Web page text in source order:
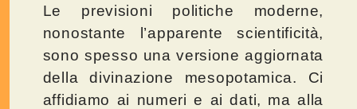
Le previsioni politiche moderne,
nonostante l’apparente scientificità,
sono spesso una versione aggiornata
della divinazione mesopotamica. Ci
affidiamo ai numeri e ai dati, ma alla